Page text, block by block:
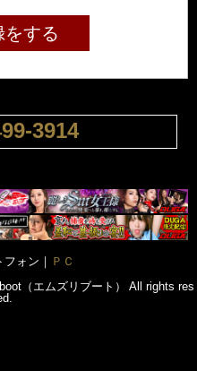
する
3914
ォン｜ ＰＣ
（エムズリブート）
All rights res